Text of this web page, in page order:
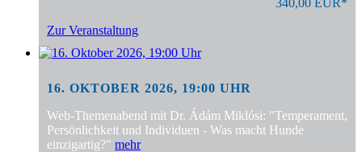
Zur Veranstaltung
16. OKTOBER 2026, 19:00 UHR
Web-Themenabend mit Dr. Ádám Miklósi: "Temperament,
Persönlichkeit und Individuen - Was macht Hunde
einzigartig?" mehr